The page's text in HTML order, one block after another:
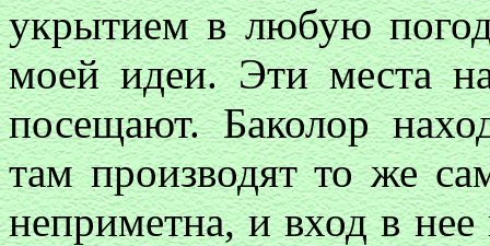
укрытием в любую
моей идеи. Эти места
посещают. Баколор
там производят то же
неприметна, и вход в